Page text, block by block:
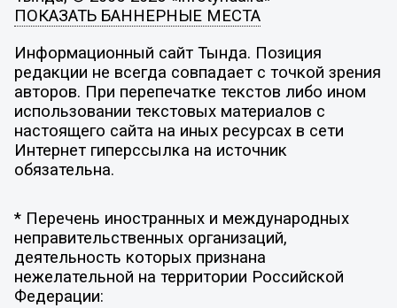
ПОКАЗАТЬ БАННЕРНЫЕ МЕСТА
Информационный сайт Тында. Позиция
редакции не всегда совпадает с точкой зрения
авторов. При перепечатке текстов либо ином
использовании текстовых материалов с
настоящего сайта на иных ресурсах в сети
Интернет гиперссылка на источник
обязательна.
* Перечень иностранных и международных
неправительственных организаций,
деятельность которых признана
нежелательной на территории Российской
Федерации: